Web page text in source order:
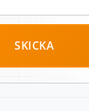
SKICKA